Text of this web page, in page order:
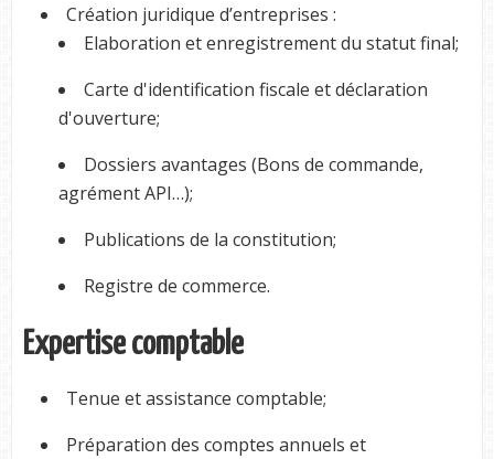
Création juridique d’entreprises :
Elaboration et enregistrement du statut final;
Carte d'identification fiscale et déclaration
d'ouverture;
Dossiers avantages (Bons de commande,
agrément API…);
Publications de la constitution;
Registre de commerce.
Expertise comptable
Tenue et assistance comptable;
Préparation des comptes annuels et